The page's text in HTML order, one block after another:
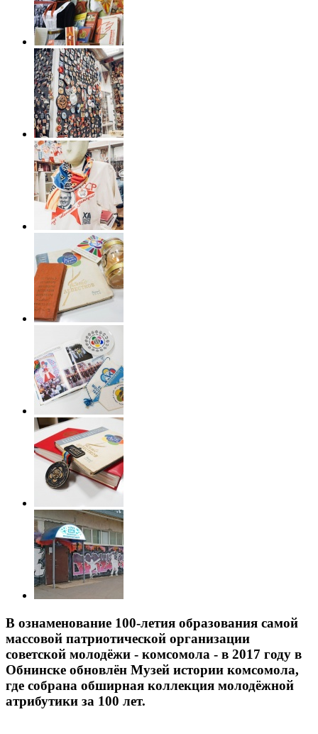
В ознаменование 100-летия образования самой
массовой патриотической организации
советской молодёжи - комсомола - в 2017 году в
Обнинске обновлён Музей истории комсомола,
где собрана обширная коллекция молодёжной
атрибутики за 100 лет.